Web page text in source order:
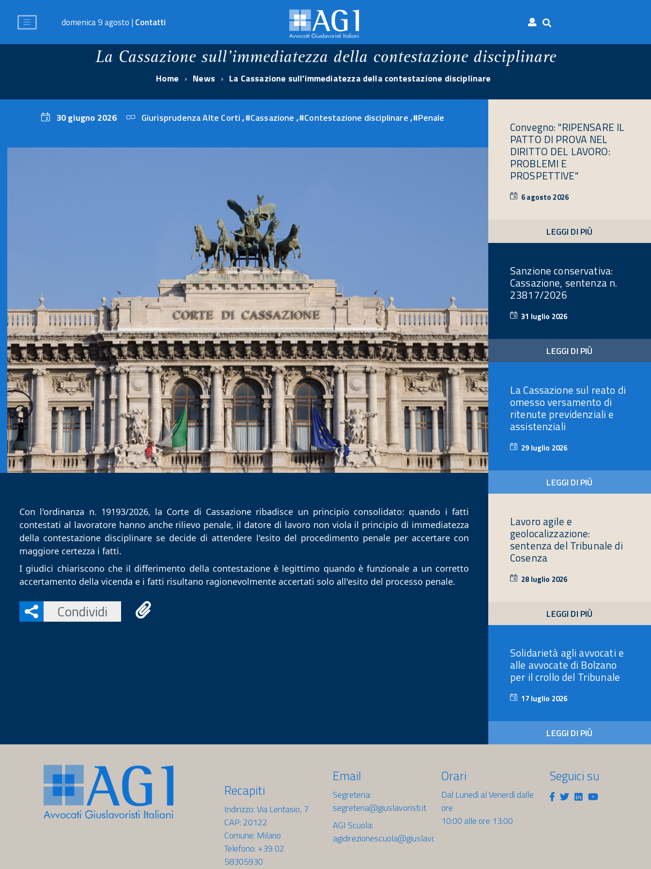
domenica 9 agosto | Contatti
La Cassazione sull'immediatezza della contestazione disciplinare
Home News La Cassazione sull'immediatezza della contestazione disciplinare
30 giugno 2026
30
2026
Giurisprudenza Alte Corti,#Cassazione ,#Contestazione disciplinare,#Penale
Con l'ordinanza n. 19193/2026, la Corte di Cassazione ribadisce un principio consolidato: quando i fatti
contestati al lavoratore hanno anche rilievo penale, il datore di lavoro non viola il principio di immediatezza
della contestazione disciplinare se decide di attendere l'esito del procedimento penale per accertare con
maggiore certezza i fatti.
I giudici chiariscono che il differimento della contestazione è legittimo quando è funzionale a un corretto
accertamento della vicenda e i fatti risultano ragionevolmente accertati solo all'esito del processo penale.
Condividi
Convegno: "RIPENSARE IL
PATTO DI PROVA NEL
DIRITTO DEL LAVORO:
PROBLEMI E
PROSPETTIVE"
6 agosto 2026
LEGGI DI PIÙ
Sanzione conservativa:
Cassazione, sentenza n.
23817/2026
31 luglio 2026
2026
LEGGI DI PIÙ
La Cassazione sul reato di
omesso versamento di
ritenute previdenziali e
assistenziali
29 luglio 2026
2026
LEGGI DI PIÙ
Lavoro agile e
geolocalizzazione:
sentenza del Tribunale di
Cosenza
28 luglio 2026
LEGGI DI PIÙ
Solidarietà agli avvocati e
alle avvocate di Bolzano
per il crollo del Tribunale
17 luglio 2026
2026
LEGGI DI PIÙ
Recapiti
Indirizzo: Via Lentasio, 7
CAP: 20122
Comune: Milano
Telefono: +39 02
58305930
Email
Segreteria:
segreteria@giuslavoristi.it
AGI Scuola:
agidirezionescuola@giuslavoristi.it
Orari
Dal Lunedì al Venerdì dalle
ore
10:00 alle ore 13:00
Seguici su
Facebook
Twitter
LinkedinYoutube